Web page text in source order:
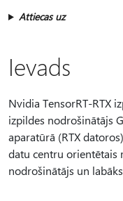
Attiecas uz
Ievads
Nvidia TensorRT-RTX
izpildes nodrošinātājs
aparatūrā (RTX
datu centru orientētais
nodrošinātājs un